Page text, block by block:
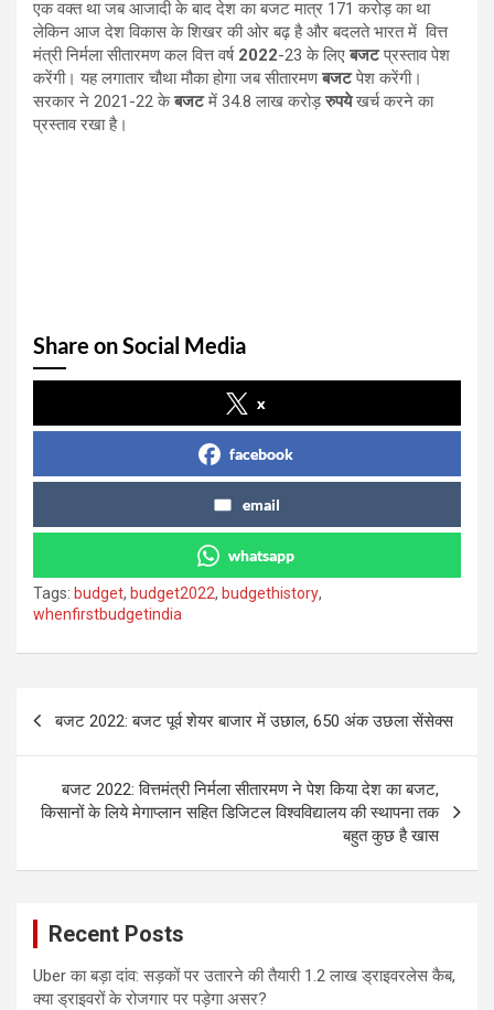
एक वक्त था जब आजादी के बाद देश का बजट मात्र 171 करोड़ का था
लेकिन आज देश विकास के शिखर की ओर बढ़ है और बदलते भारत में वित्त
मंत्री निर्मला सीतारमण कल वित्त वर्ष 2022-23 के लिएबजटप्रस्ताव पेश
करेंगी। यह लगातार चौथा मौका होगा जब सीतारमणबजटपेश करेंगी।
सरकार ने 2021-22 केबजटमें 34.8 लाख करोड़रुपयेखर्च करने का
प्रस्ताव रखा है।
Share on Social Media
x
facebook
email
whatsapp
Tags: budget, budget2022, budgethistory,
whenfirstbudgetindia
बजट 2022: बजट पूर्व शेयर बाजार में उछाल, 650 अंक उछला सेंसेक्स
बजट 2022: वित्तमंत्री निर्मला सीतारमण ने पेश किया देश का बजट,
किसानों के लिये मेगाप्लान सहित डिजिटल विश्वविद्यालय की स्थापना तक
बहुत कुछ है खास
Recent Posts
Uber का बड़ा दांव: सड़कों पर उतारने की तैयारी 1.2 लाख ड्राइवरलेस कैब,
क्या ड्राइवरों के रोजगार पर पड़ेगा असर?